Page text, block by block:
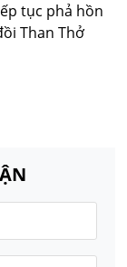
tục phả hồn
Than Thở